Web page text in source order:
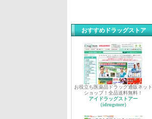
おすすめドラッグストア
お役立ち医薬品ドラッグ通販ネット
ショップ！全品送料無料！
アイドラッグストアー
（idrugstore）